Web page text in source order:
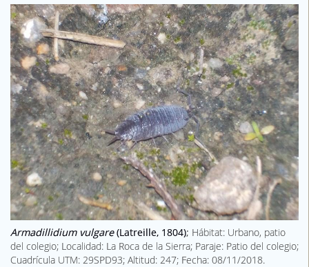
Armadillidium vulgare(Latreille, 1804); Hábitat: Urbano, patio
del colegio; Localidad: La Roca de la Sierra; Paraje: Patio del colegio;
Cuadrícula UTM: 29SPD93; Altitud: 247; Fecha: 08/11/2018.